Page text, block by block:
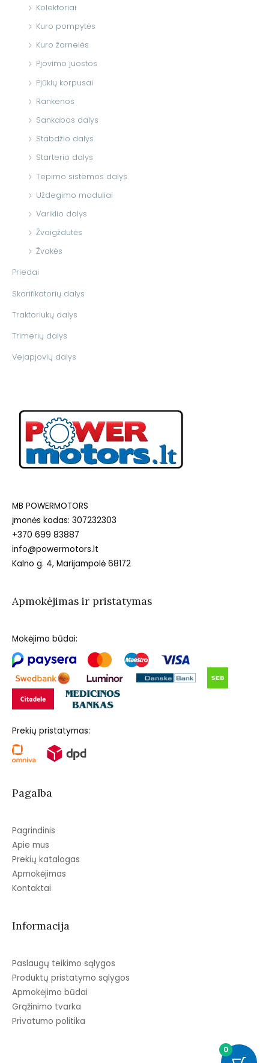
Kolektoriai
Kuro pompytės
Kuro žarnelės
Pjovimo juostos
Pjūklų korpusai
Rankenos
Sankabos dalys
Stabdžio dalys
Starterio dalys
Tepimo sistemos dalys
Uždegimo moduliai
Variklio dalys
Žvaigždutės
Žvakės
Priedai
Skarifikatorių dalys
Traktoriukų dalys
Trimerių dalys
Vejapjovių dalys
MB POWERMOTORS
Įmonės kodas: 307232303
+370 699 83887
info@powermotors.lt
Kalno g. 4, Marijampolė 68172
Apmokėjimas ir pristatymas
Mokėjimo būdai:
Prekių pristatymas:
Pagalba
Pagrindinis
Apie mus
Prekių katalogas
Apmokėjimas
Kontaktai
Informacija
Paslaugų teikimo sąlygos
Produktų pristatymo sąlygos
Apmokėjimo būdai
Grąžinimo tvarka
Privatumo politika
0